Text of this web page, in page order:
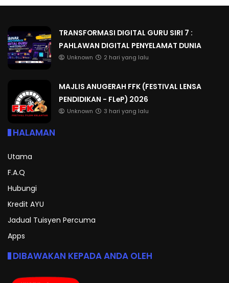
TRANSFORMASI DIGITAL GURU SIRI 7 :
PAHLAWAN DIGITAL PENYELAMAT DUNIA
Unknown 2 hari yang lalu
MAJLIS ANUGERAH FFK (FESTIVAL LENSA
PENDIDIKAN - FLeP) 2026
Unknown 3 hari yang lalu
HALAMAN
Utama
F.A.Q
Hubungi
Kredit AYU
Jadual Tuisyen Percuma
Apps
DIBAWAKAN KEPADA ANDA OLEH